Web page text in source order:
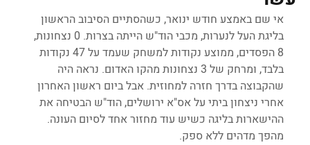
אי שם באמצע חודש ינואר, כשהסתיים הסיבוב הראשון
בליגת העל לנערות, מכבי הוד"ש הייתה בצרות. 0 נצחונות,
8 הפסדים, ממוצע נקודות למשחק שעמד על 47 נקודות
בלבד, ומרחק של 3 נצחונות מהקו האדום. נראה היה
שהקבוצה בדרך חזרה למחוזית. אבל ביום ראשון האחרון
אחרי ניצחון ביתי על אס"א ירושלים, הוד"ש הבטיחה את
ההישארות בליגה כשיש עוד מחזור אחד לסיום העונה.
מהפך מדהים ללא ספק.